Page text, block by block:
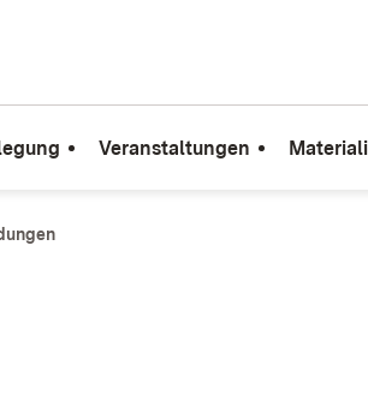
Veranstaltungen